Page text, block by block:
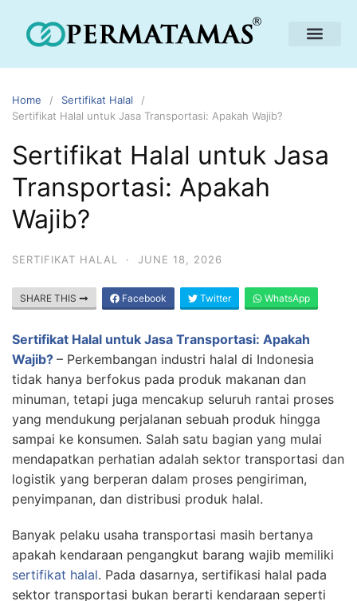
Home
Sertifikat Halal
Sertifikat Halal untuk Jasa Transportasi: Apakah Wajib?
Sertifikat Halal untuk Jasa
Transportasi: Apakah
Wajib?
SERTIFIKAT HALAL · JUNE 18, 2026
SHARE THIS Facebook Twitter WhatsApp
Sertifikat Halal untuk Jasa Transportasi: Apakah
Wajib? – Perkembangan industri halal di Indonesia
tidak hanya berfokus pada produk makanan dan
minuman, tetapi juga mencakup seluruh rantai proses
yang mendukung perjalanan sebuah produk hingga
sampai ke konsumen. Salah satu bagian yang mulai
mendapatkan perhatian adalah sektor transportasi dan
logistik yang berperan dalam proses pengiriman,
penyimpanan, dan distribusi produk halal.
Banyak pelaku usaha transportasi masih bertanya
apakah kendaraan pengangkut barang wajib memiliki
sertifikat halal. Pada dasarnya, sertifikasi halal pada
sektor transportasi bukan berarti kendaraan seperti